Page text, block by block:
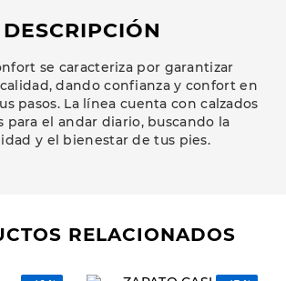
DESCRIPCIÓN
se caracteriza por garantizar
dando confianza y confort en
pasos. La línea cuenta con calzados
para el andar diario, buscando la
y el bienestar de tus pies.
RELACIONADOS